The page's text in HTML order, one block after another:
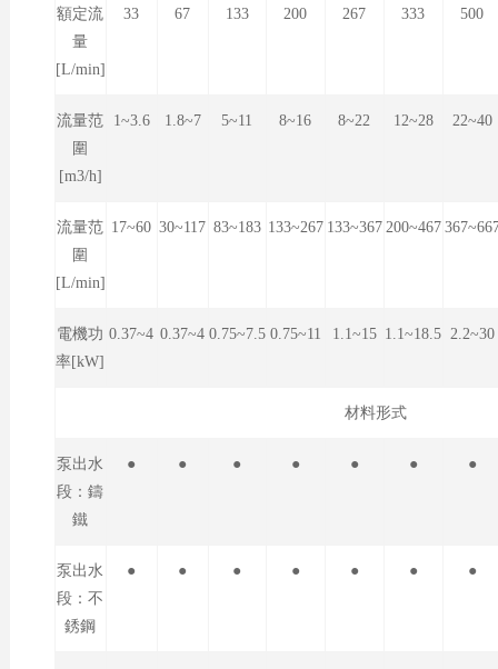
額定流
量
[L/min]
33 67 133 200 267 333 500
流量范
圍
[m3/h]
1~3.6 1.8~7 5~11 8~16 8~22 12~28 22~40
流量范
圍
[L/min]
17~60 30~117 83~183 133~267 133~367 200~467
電機功
率[kW]
0.37~4 0.37~4 0.75~7.5 0.75~11 1.1~15 1.1~18.5 2.2~30
材料形式
泵出水
段：鑄
鐵
● ● ● ● ● ● ●
泵出水
段：不
銹鋼
● ● ● ● ● ● ●